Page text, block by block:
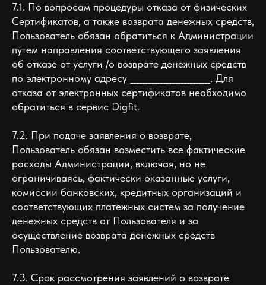
7.1. По вопросам процедуры отказа от физических
Сертификатов, а также возврата денежных средств,
Пользователь обязан обратиться к Администрации
путем направления соответствующего заявления
об отказе от услуги /о возврате денежных средств
по электронному адресу ___________________________. Для
отказа от электронных сертификатов необходимо
обратиться в сервис Digfit.
7.2. При подаче заявления о возврате,
Пользователь обязан возместить все фактические
расходы Администрации, включая, но не
ограничиваясь, фактически оказанные услуги,
комиссии банковских, кредитных организаций и
соответствующих платежных систем за получение
денежных средств от Пользователя и за
осуществление возврата денежных средств
Пользователю.
7.3. Срок рассмотрения заявлений о возврате